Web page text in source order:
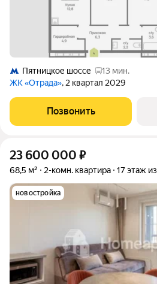
Пятницкое шоссе
13 мин.
ЖК «Отрада», 2 квартал 2029
Позвонить
23 600 000 ₽
68,5 м² 2-комн. квартира 17 этаж
новостройка